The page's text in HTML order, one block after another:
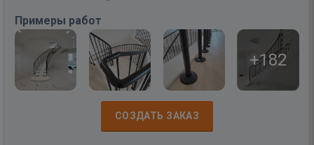
Примеры работ
+182
СОЗДАТЬ ЗАКАЗ